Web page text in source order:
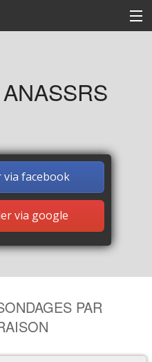
/ s'inscrire
battle
quizz
ANASSRS
via facebook
via google
PAR